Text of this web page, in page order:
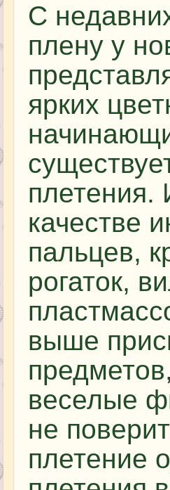
С
плену у
ярких
плетения.
качестве
пальцев,
рогаток,
выше
веселые
не
плетение